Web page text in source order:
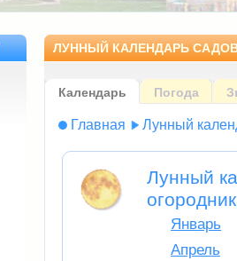
ЛУННЫЙ КАЛЕНДАРЬ
Календарь Погода
Главная Лунный
Лунный
Январь
Апрель